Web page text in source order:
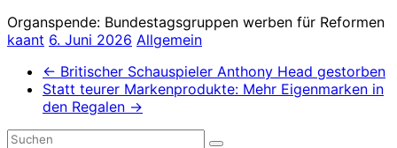
Organspende: Bundestagsgruppen werben für Reformen
kaant 6. Juni 2026 Allgemein
← Britischer Schauspieler Anthony Head gestorben
Statt teurer Markenprodukte: Mehr Eigenmarken in
den Regalen →